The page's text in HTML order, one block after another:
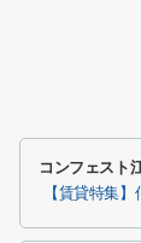
コンフェスト
【賃貸特集